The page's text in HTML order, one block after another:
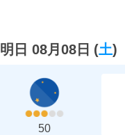
明日 08月08日 (土)
50